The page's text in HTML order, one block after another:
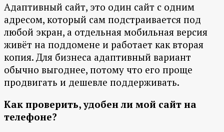
Адаптивный сайт, это один сайт с одним
адресом, который сам подстраивается под
любой экран, а отдельная мобильная версия
живёт на поддомене и работает как вторая
копия. Для бизнеса адаптивный вариант
обычно выгоднее, потому что его проще
продвигать и дешевле поддерживать.
Как проверить, удобен ли мой сайт на
телефоне?